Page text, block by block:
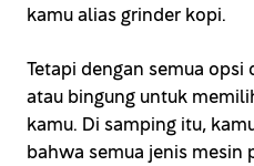
kamu alias grinder kopi.
Tetapi dengan semua opsi
atau bingung untuk
kamu. Di samping itu,
bahwa semua jenis